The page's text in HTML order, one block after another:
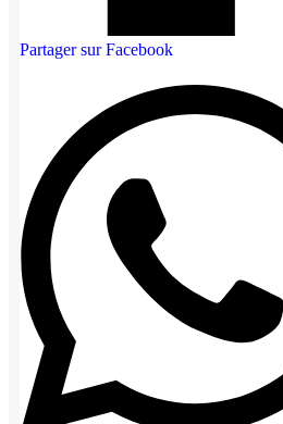
Partager sur Facebook